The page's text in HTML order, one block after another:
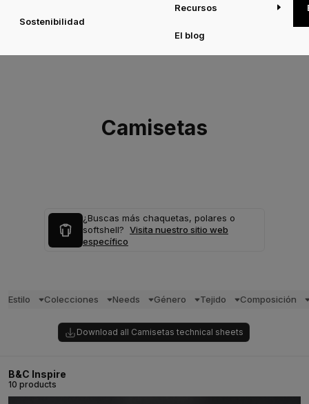
Sostenibilidad
Recursos
El blog
Camisetas
¿Buscas más chaquetas, polares o
softshell? Visita nuestro sitio web
específico
Estilo Colecciones Needs Género Tejido Composición
Download all Camisetas technical sheets
B&C Inspire
10 products